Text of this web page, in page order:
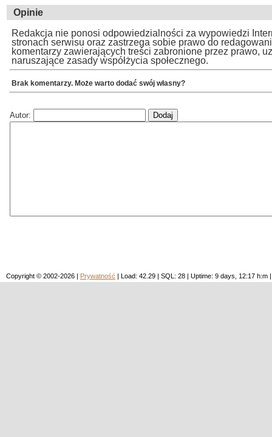
Opinie
Redakcja nie ponosi odpowiedzialności za wypowiedzi
stronach serwisu oraz zastrzega sobie prawo do
komentarzy zawierających treści zabronione przez prawo,
naruszające zasady współżycia społecznego.
Brak komentarzy. Może warto dodać swój własny?
Autor:
Copyright © 2002-2026 | Prywatność | Load: 42.29 | SQL: 28 | Uptime: 9 days, 12:17